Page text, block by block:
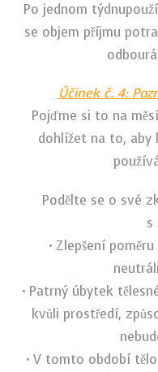
Po jednom týdnu
se objem příjmu
Účinek č. 4:
Pojďme si to na
dohlížet na to, aby
Podělte se o své
s
• Zlepšení
• Patrný úbytek
kvůli prostředí,
• V tomto období